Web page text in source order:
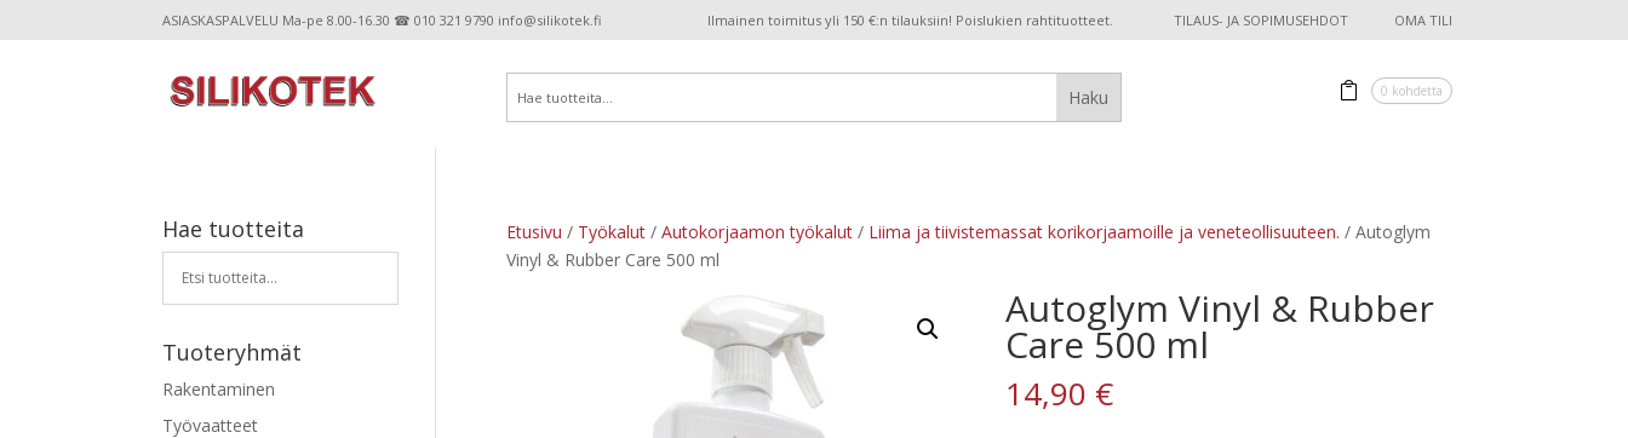
ASIASKASPALVELU Ma-pe 8.00-16.30 ☎ 010 321 9790 info@silikotek.fi Ilmainen toimitus yli 150 €:n tilauksiin! Poislukien rahtituotteet. TILAUS- JA SOPIMUSEHDOT OMA TILI
0 kohdetta
Etusivu / Työkalut/ Autokorjaamon työkalut/ Liima ja tiivistemassat korikorjaamoille ja veneteollisuuteen. / Autoglym
Vinyl & Rubber Care 500 ml
Autoglym Vinyl & Rubber
Care 500 ml
14,90 €
Hae tuotteita
Tuoteryhmät
Rakentaminen
Työvaatteet